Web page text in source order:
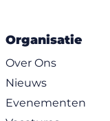
Organisatie
Over Ons
Nieuws
Evenementen